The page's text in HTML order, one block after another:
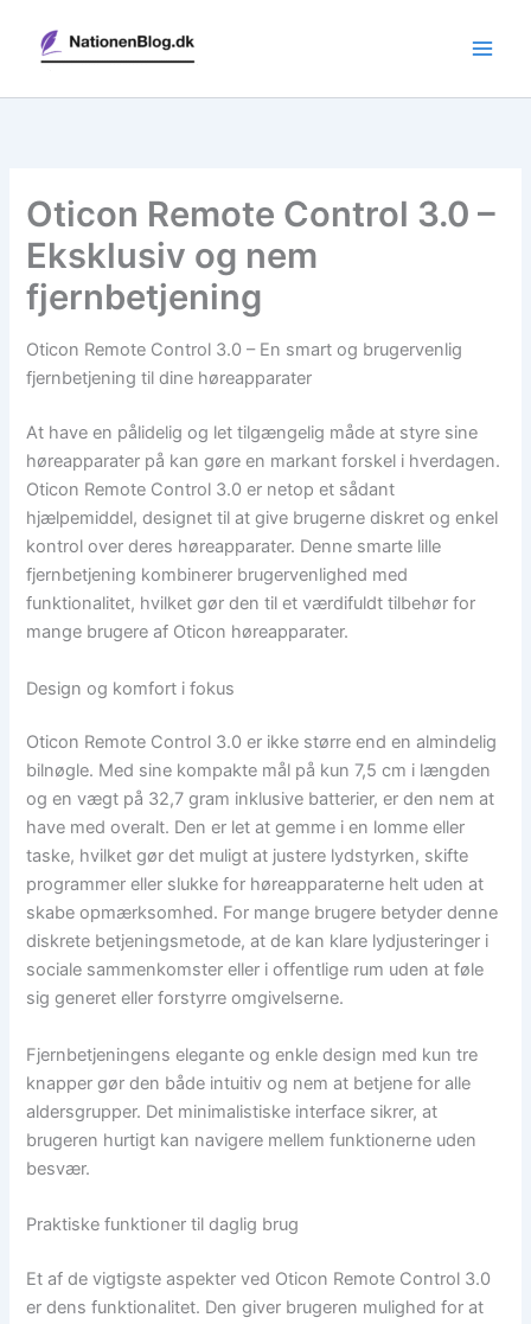
indholdet
Oticon Remote Control 3.0 –
Eksklusiv og nem
fjernbetjening
Oticon Remote Control 3.0 – En smart og brugervenlig
fjernbetjening til dine høreapparater
At have en pålidelig og let tilgængelig måde at styre sine
høreapparater på kan gøre en markant forskel i hverdagen.
Oticon Remote Control 3.0 er netop et sådant
hjælpemiddel, designet til at give brugerne diskret og enkel
kontrol over deres høreapparater. Denne smarte lille
fjernbetjening kombinerer brugervenlighed med
funktionalitet, hvilket gør den til et værdifuldt tilbehør for
mange brugere af Oticon høreapparater.
Design og komfort i fokus
Oticon Remote Control 3.0 er ikke større end en almindelig
bilnøgle. Med sine kompakte mål på kun 7,5 cm i længden
og en vægt på 32,7 gram inklusive batterier, er den nem at
have med overalt. Den er let at gemme i en lomme eller
taske, hvilket gør det muligt at justere lydstyrken, skifte
programmer eller slukke for høreapparaterne helt uden at
skabe opmærksomhed. For mange brugere betyder denne
diskrete betjeningsmetode, at de kan klare lydjusteringer i
sociale sammenkomster eller i offentlige rum uden at føle
sig generet eller forstyrre omgivelserne.
Fjernbetjeningens elegante og enkle design med kun tre
knapper gør den både intuitiv og nem at betjene for alle
aldersgrupper. Det minimalistiske interface sikrer, at
brugeren hurtigt kan navigere mellem funktionerne uden
besvær.
Praktiske funktioner til daglig brug
Et af de vigtigste aspekter ved Oticon Remote Control 3.0
er dens funktionalitet. Den giver brugeren mulighed for at